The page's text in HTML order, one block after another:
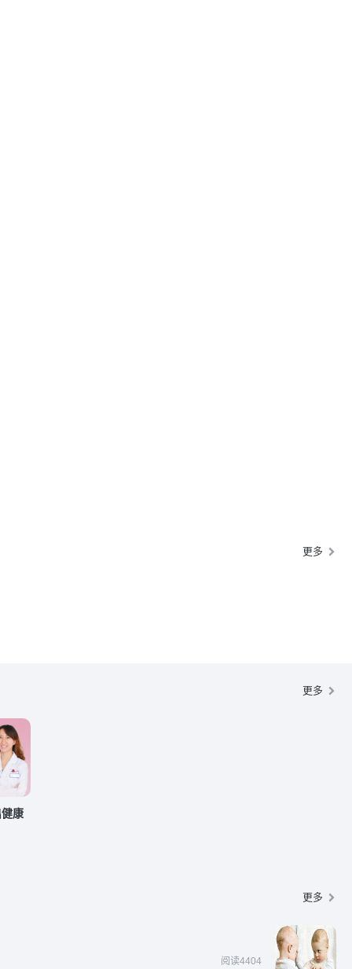
更多
更多
康
更多
阅读4404